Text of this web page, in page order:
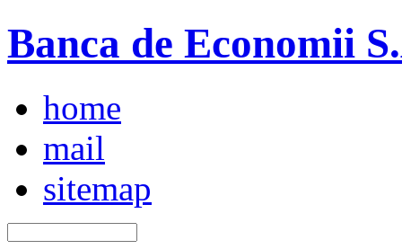
Banca de Economii
home
mail
sitemap